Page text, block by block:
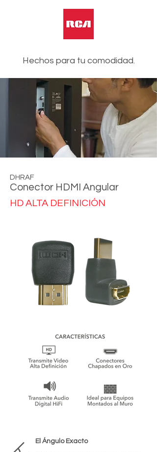
Hechos para tu comodidad.
DHRAF
Conector HDMI Angular
HD ALTA DEFINICIÓN
El Ángulo Exacto